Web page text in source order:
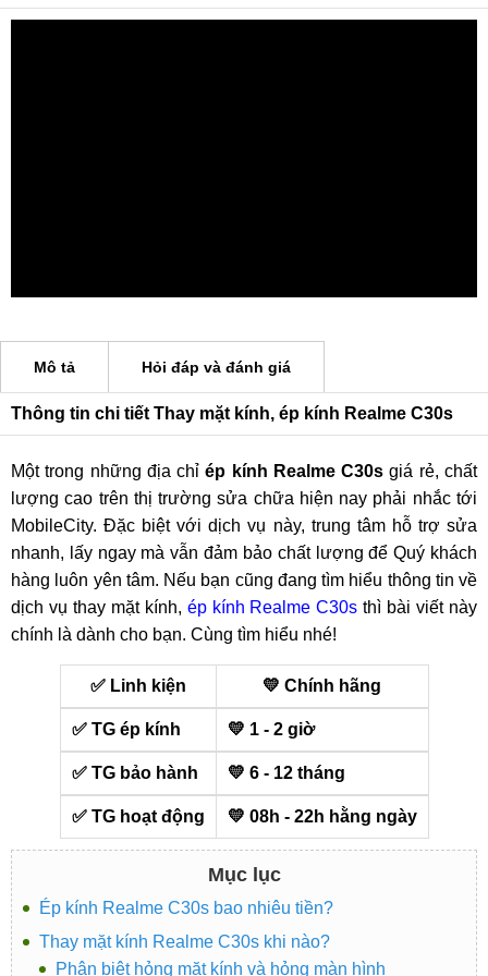
Mô tả Hỏi đáp và đánh giá
Thông tin chi tiết Thay mặt kính, ép kính Realme C30s
Một trong những địa chỉép kính Realme C30s giá rẻ, chất
lượng cao trên thị trường sửa chữa hiện nay phải nhắc tới
MobileCity. Đặc biệt với dịch vụ này, trung tâm hỗ trợ sửa
nhanh, lấy ngay mà vẫn đảm bảo chất lượng để Quý khách
hàng luôn yên tâm. Nếu bạn cũng đang tìm hiểu thông tin về
dịch vụ thay mặt kính, ép kính Realme C30s thì bài viết này
chính là dành cho bạn. Cùng tìm hiểu nhé!
✅ Linh kiện 💛 Chính hãng
✅ TG ép kính 💛 1 - 2 giờ
✅ TG bảo hành 💛 6 - 12 tháng
✅ TG hoạt động 💛 08h - 22h hằng ngày
Mục lục
Ép kính Realme C30s bao nhiêu tiền?
Thay mặt kính Realme C30s khi nào?
Phân biệt hỏng mặt kính và hỏng màn hình